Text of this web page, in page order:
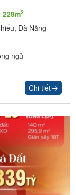
228m2
Đà Nẵng
ngủ
Chi tiết